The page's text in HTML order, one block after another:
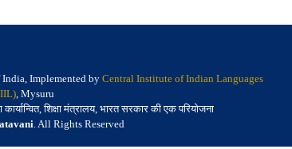
India, Implemented by Central Institute of Indian Languages
, Mysuru
शिक्षा मंत्रालय, भारत सरकार की एक परियोजना
. All Rights Reserved